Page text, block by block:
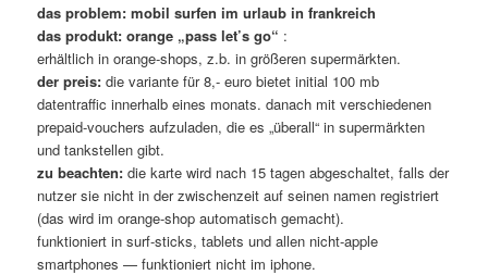
das problem: mobil surfen im urlaub in frankreich
das produkt: orange „pass let’s go“ :
erhältlich in orange-shops, z.b. in größeren supermärkten.
der preis: die variante für 8,- euro bietet initial 100 mb
datentraffic innerhalb eines monats. danach mit verschiedenen
prepaid-vouchers aufzuladen, die es „überall“ in supermärkten
und tankstellen gibt.
zu beachten: die karte wird nach 15 tagen abgeschaltet, falls der
nutzer sie nicht in der zwischenzeit auf seinen namen registriert
(das wird im orange-shop automatisch gemacht).
funktioniert in surf-sticks, tablets und allen nicht-apple
smartphones — funktioniert nicht im iphone.